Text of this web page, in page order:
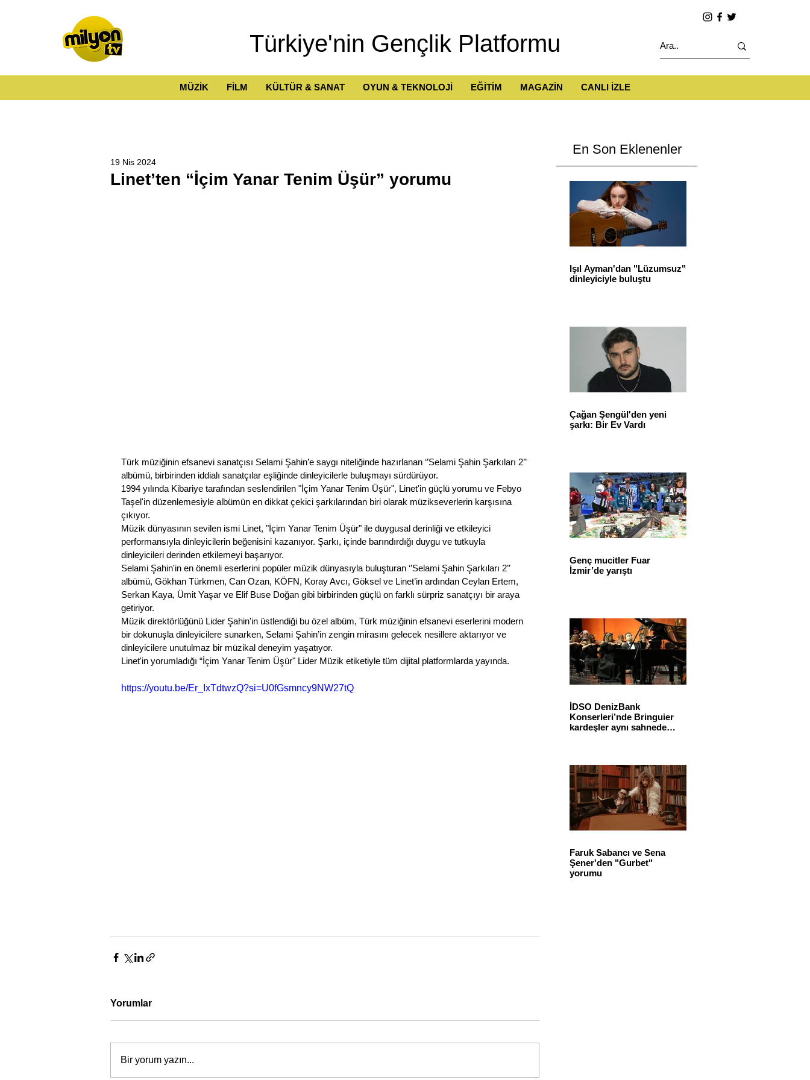
Türkiye'nin Gençlik Platformu
MÜZİK FİLM KÜLTÜR & SANAT OYUN & TEKNOLOJİ EĞİTİM MAGAZİN CANLI İZLE
Linet’ten “İçim Yanar Tenim Üşür” yorumu
19 Nis 2024
Türk müziğinin efsanevi sanatçısı Selami Şahin’e saygı niteliğinde hazırlanan ‘’Selami Şahin Şarkıları 2’’
albümü, birbirinden iddialı sanatçılar eşliğinde dinleyicilerle buluşmayı sürdürüyor.
1994 yılında Kibariye tarafından seslendirilen "İçim Yanar Tenim Üşür", Linet'in güçlü yorumu ve Febyo
Taşel'in düzenlemesiyle albümün en dikkat çekici şarkılarından biri olarak müzikseverlerin karşısına
çıkıyor.
Müzik dünyasının sevilen ismi Linet, "İçim Yanar Tenim Üşür" ile duygusal derinliği ve etkileyici
performansıyla dinleyicilerin beğenisini kazanıyor. Şarkı, içinde barındırdığı duygu ve tutkuyla
dinleyicileri derinden etkilemeyi başarıyor.
Selami Şahin'in en önemli eserlerini popüler müzik dünyasıyla buluşturan ‘’Selami Şahin Şarkıları 2’’
albümü, Gökhan Türkmen, Can Ozan, KÖFN, Koray Avcı, Göksel ve Linet’in ardından Ceylan Ertem,
Serkan Kaya, Ümit Yaşar ve Elif Buse Doğan gibi birbirinden güçlü on farklı sürpriz sanatçıyı bir araya
getiriyor.
Müzik direktörlüğünü Lider Şahin'in üstlendiği bu özel albüm, Türk müziğinin efsanevi eserlerini modern
bir dokunuşla dinleyicilere sunarken, Selami Şahin’in zengin mirasını gelecek nesillere aktarıyor ve
dinleyicilere unutulmaz bir müzikal deneyim yaşatıyor.
Linet'in yorumladığı “İçim Yanar Tenim Üşür" Lider Müzik etiketiyle tüm dijital platformlarda yayında.
https://youtu.be/Er_IxTdtwzQ?si=U0fGsmncy9NW27tQ
Yorumlar
Bir yorum yazın...
En Son Eklenenler
Işıl Ayman'dan "Lüzumsuz"
dinleyiciyle buluştu
Çağan Şengül'den yeni
şarkı: Bir Ev Vardı
Genç mucitler Fuar
İzmir’de yarıştı
İDSO DenizBank
Konserleri’nde Bringuier
kardeşler aynı sahnede
Faruk Sabancı ve Sena
Şener'den "Gurbet"
yorumu